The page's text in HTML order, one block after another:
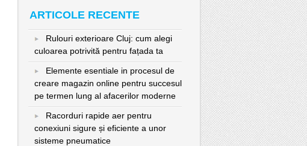
ARTICOLE RECENTE
Rulouri exterioare Cluj: cum alegi
culoarea potrivită pentru fațada ta
Elemente esentiale in procesul de
creare magazin online pentru succesul
pe termen lung al afacerilor moderne
Racorduri rapide aer pentru
conexiuni sigure și eficiente a unor
sisteme pneumatice